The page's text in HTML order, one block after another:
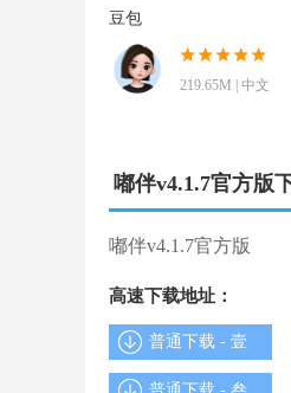
拒绝低效沟通
专注工作聊天，离职
嘟伴v4.1.7官方版
豆包
219.65M | 中文
嘟伴v4.1.7官方版
嘟伴v4.1.7官方版
高速下载地址：
普通下载 - 壹